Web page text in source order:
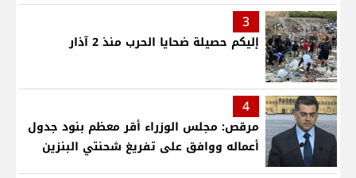
3
إليكم حصيلة ضحايا الحرب منذ 2 آذار
4
مرقص: مجلس الوزراء أقر معظم بنود جدول
أعماله ووافق على تفريغ شحنتي البنزين